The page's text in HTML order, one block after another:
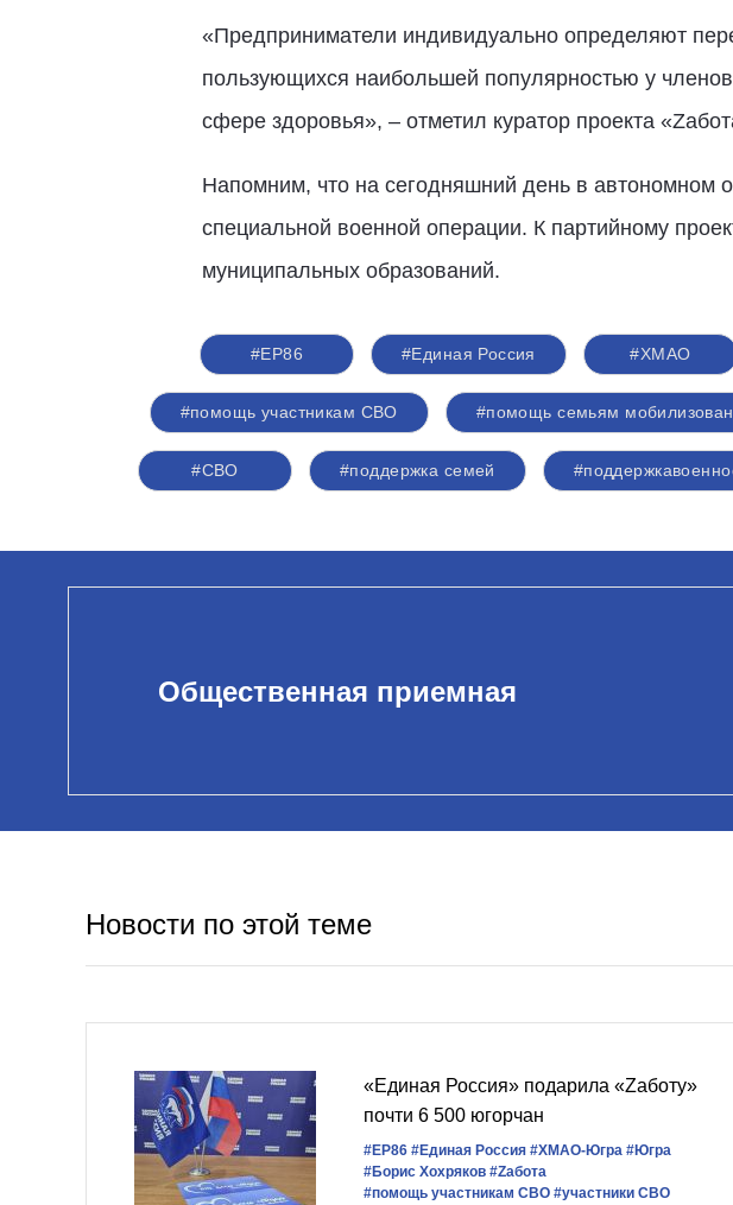
«Предприниматели индивидуально определяют
пользующихся наибольшей популярностью у
сфере здоровья», – отметил куратор проекта
Напомним, что на сегодняшний день в автономном
специальной военной операции. К партийному
муниципальных образований.
#ЕР86 #Единая Россия #ХМАО
#помощь участникам СВО #помощь семьям
#СВО #поддержка семей
Общественная приемная
Новости по этой теме
«Единая Россия» подарила «Zаботу»
почти 6 500 югорчан
#ЕР86 #Единая Россия #ХМАО-Югра #Югра
#Борис Хохряков #Zабота
#помощь участникам СВО #участники СВО